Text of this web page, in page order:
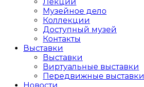
Музейное дело
Коллекции
Доступный музей
Контакты
Выставки
Выставки
Виртуальные выставки
Передвижные выставки